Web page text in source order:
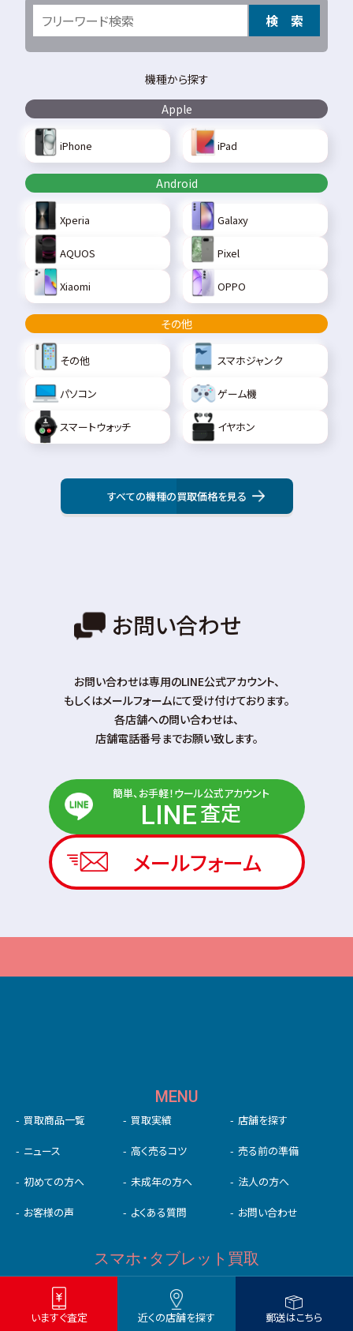
いますぐ査定 近くの店舗を探す 郵送はこちら
検 索
機種から探す
Apple
iPhone iPad
Android
Xperia Galaxy
AQUOS Pixel
Xiaomi OPPO
その他
その他 スマホジャンク
パソコン ゲーム機
スマートウォッチ イヤホン
すべての機種の買取価格を見る
お問い合わせ
お問い合わせは専⽤のLINE公式アカウント、
もしくはメールフォームにて受け付けております。
各店舗への問い合わせは、
店舗電話番号までお願い致します。
簡単、お手軽！ウール公式アカウント
LINE査定
メールフォーム
MENU
未成年の⽅へ 法人の方へ
お客様の声 よくある質問